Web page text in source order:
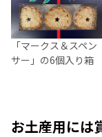
「マークス＆スペン
サー」の6個入り箱
お土産用には